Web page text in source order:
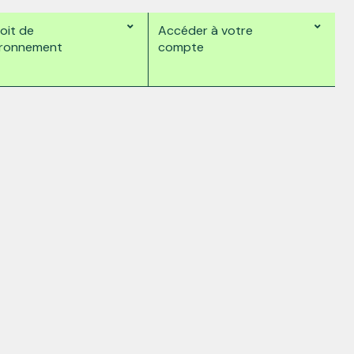
de
Accéder à votre
compte